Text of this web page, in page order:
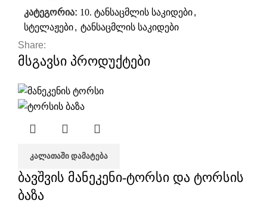
კატეგორია: 10. ტანსაცმლის საკიდები,
სტელაჟები, ტანსაცმლის საკიდები
Share:
მსგავსი პროდუქტები
ᲙᲐᲚᲐᲗᲐᲨᲘ ᲓᲐᲛᲐᲢᲔᲑᲐ
ბავშვის მანეკენი-ტორსი და ტორსის
ბაზა